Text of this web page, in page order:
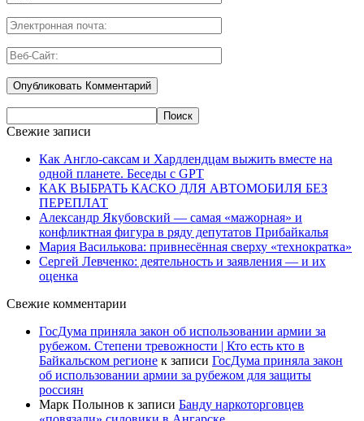
Свежие записи
Как Англо-саксам и Хардлендцам выжить вместе на
одной планете. Беседы с GPT
КАК ВЫБРАТЬ КАСКО ДЛЯ АВТОМОБИЛЯ БЕЗ
ПЕРЕПЛАТ
Александр Якубовский — самая «мажорная» и
конфликтная фигура в ряду депутатов Прибайкалья
Мария Василькова: привнесённая сверху «технократка»
Сергей Левченко: деятельность и заявления — и их
оценка
Свежие комментарии
ГосДума приняла закон об использовании армии за
рубежом. Степени тревожности | Кто есть кто в
Байкальском регионе к записи ГосДума приняла закон
об использовании армии за рубежом для защиты
россиян
Марк Полынов к записи Банду наркоторговцев